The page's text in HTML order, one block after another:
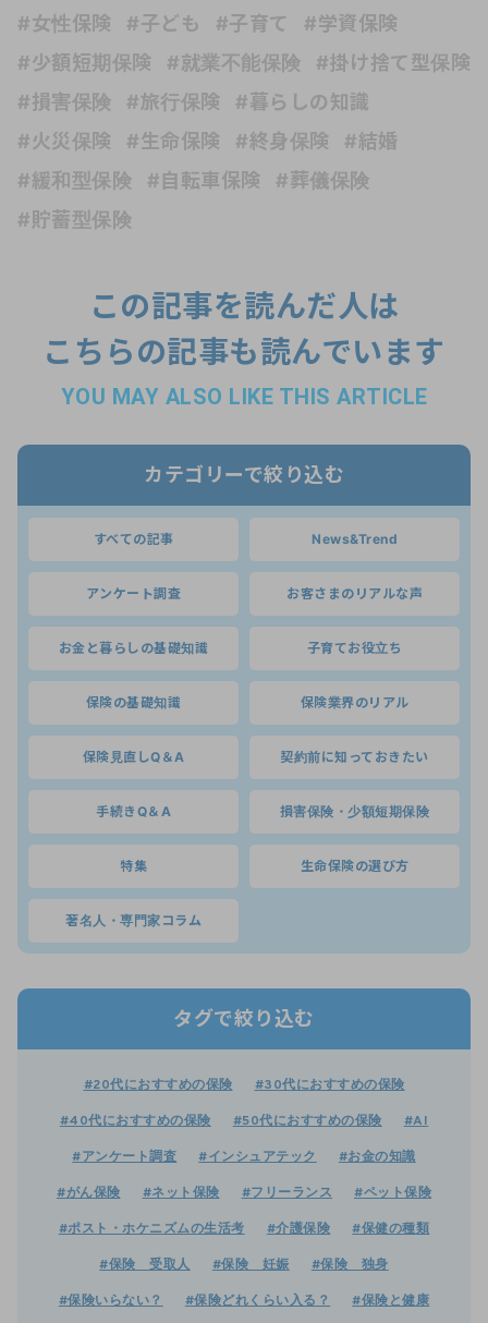
#女性保険 #子ども #子育て
#学資保険
#少額短期保険
#就業不能保険
#掛け捨て型保険
#損害保険
#旅行保険
#暮らしの知識
#火災保険
#生命保険 #終身保険
#結婚
#緩和型保険
#自転車保険
#葬儀保険
#貯蓄型保険
この記事を読んだ人は
こちらの記事も読んでいます
YOU MAY ALSO LIKE THIS ARTICLE
カテゴリーで絞り込む
すべての記事 News&Trend
アンケート調査 お客さまのリアルな声
お金と暮らしの基礎知識 子育てお役立ち
保険の基礎知識 保険業界のリアル
保険見直しQ＆A 契約前に知っておきたい
手続きQ＆A 損害保険・少額短期保険
特集 生命保険の選び方
著名人・専門家コラム
タグで絞り込む
#20代におすすめの保険 #30代におすすめの保険
#40代におすすめの保険 #50代におすすめの保険 #AI
#アンケート調査 #インシュアテック #お金の知識
#がん保険 #ネット保険 #フリーランス #ペット保険
#ポスト・ホケニズムの生活考 #介護保険 #保健の種類
#保険 受取人 #保険 妊娠 #保険 独身
#保険いらない？ #保険どれくらい入る？ #保険と健康